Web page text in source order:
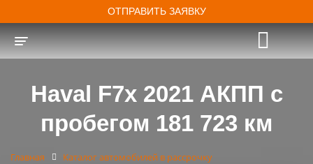
ОТПРАВИТЬ ЗАЯВКУ
Haval F7x 2021 АКПП с
пробегом 181 723 км
Главная
Каталог автомобилей в рассрочку